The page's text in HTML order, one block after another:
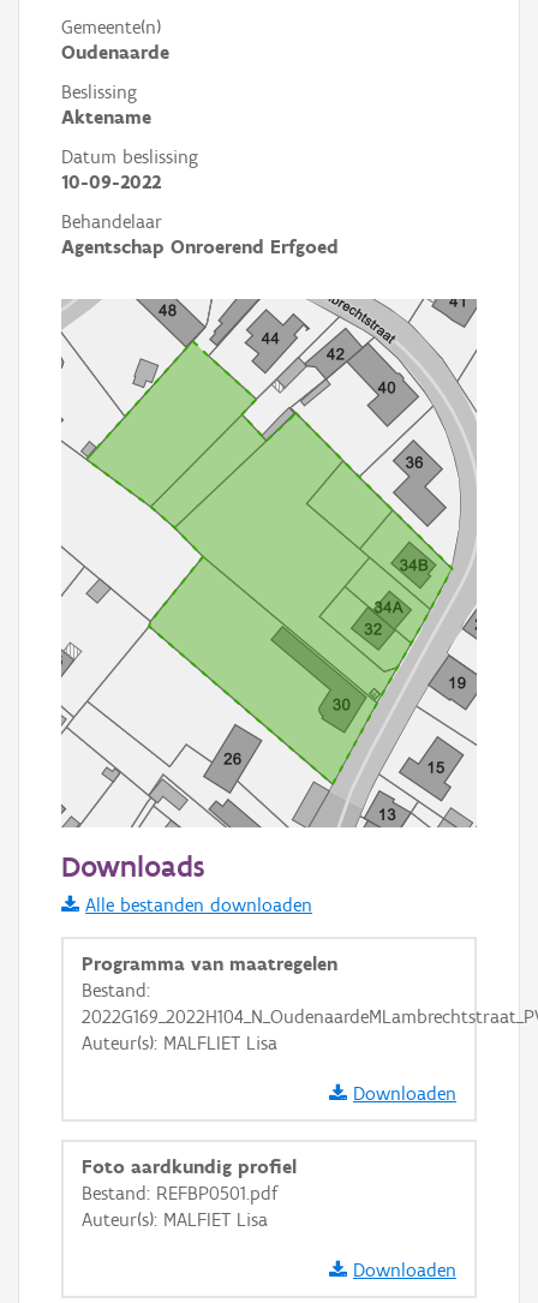
Gemeente(n)
Oudenaarde
Beslissing
Aktename
Datum beslissing
10-09-2022
Behandelaar
Agentschap Onroerend Erfgoed
Informatie Vlaanderen
i
+ −
Basis Lagen
Ortho
Downloads
Alle bestanden downloaden
Programma van maatregelen
Bestand:
Auteur(s): MALFLIET Lisa
Downloaden
Foto aardkundig profiel
Bestand: REFBP0501.pdf
Auteur(s): MALFIET Lisa
Downloaden